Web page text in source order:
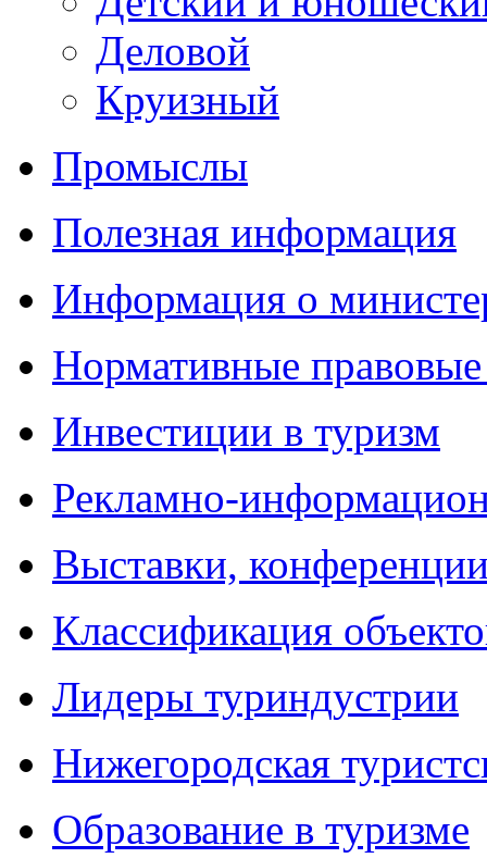
Деловой
Круизный
Промыслы
Полезная информация
Информация о
Нормативные
Инвестиции в туризм
Рекламно-
Выставки,
Классификация
Лидеры туриндустрии
Нижегородская
Образование в туризме